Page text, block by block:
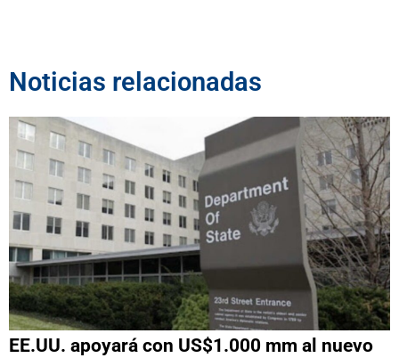
Noticias relacionadas
EE.UU. apoyará con US$1.000 mm al nuevo